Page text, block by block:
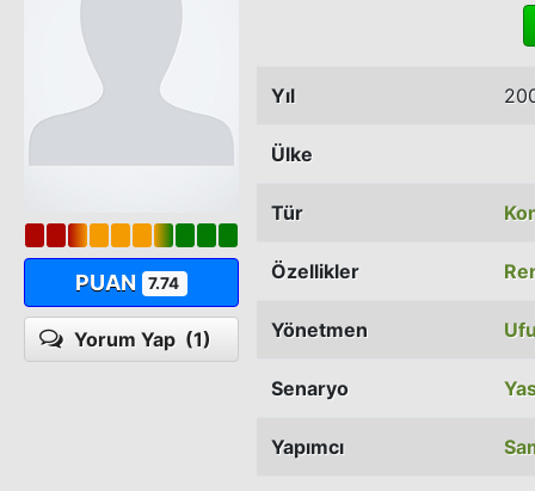
PUAN 7.74
Yorum Yap (1)
Yıl
Ülke
Tür
Özellikler
Yönetmen
Senaryo
Yapımcı